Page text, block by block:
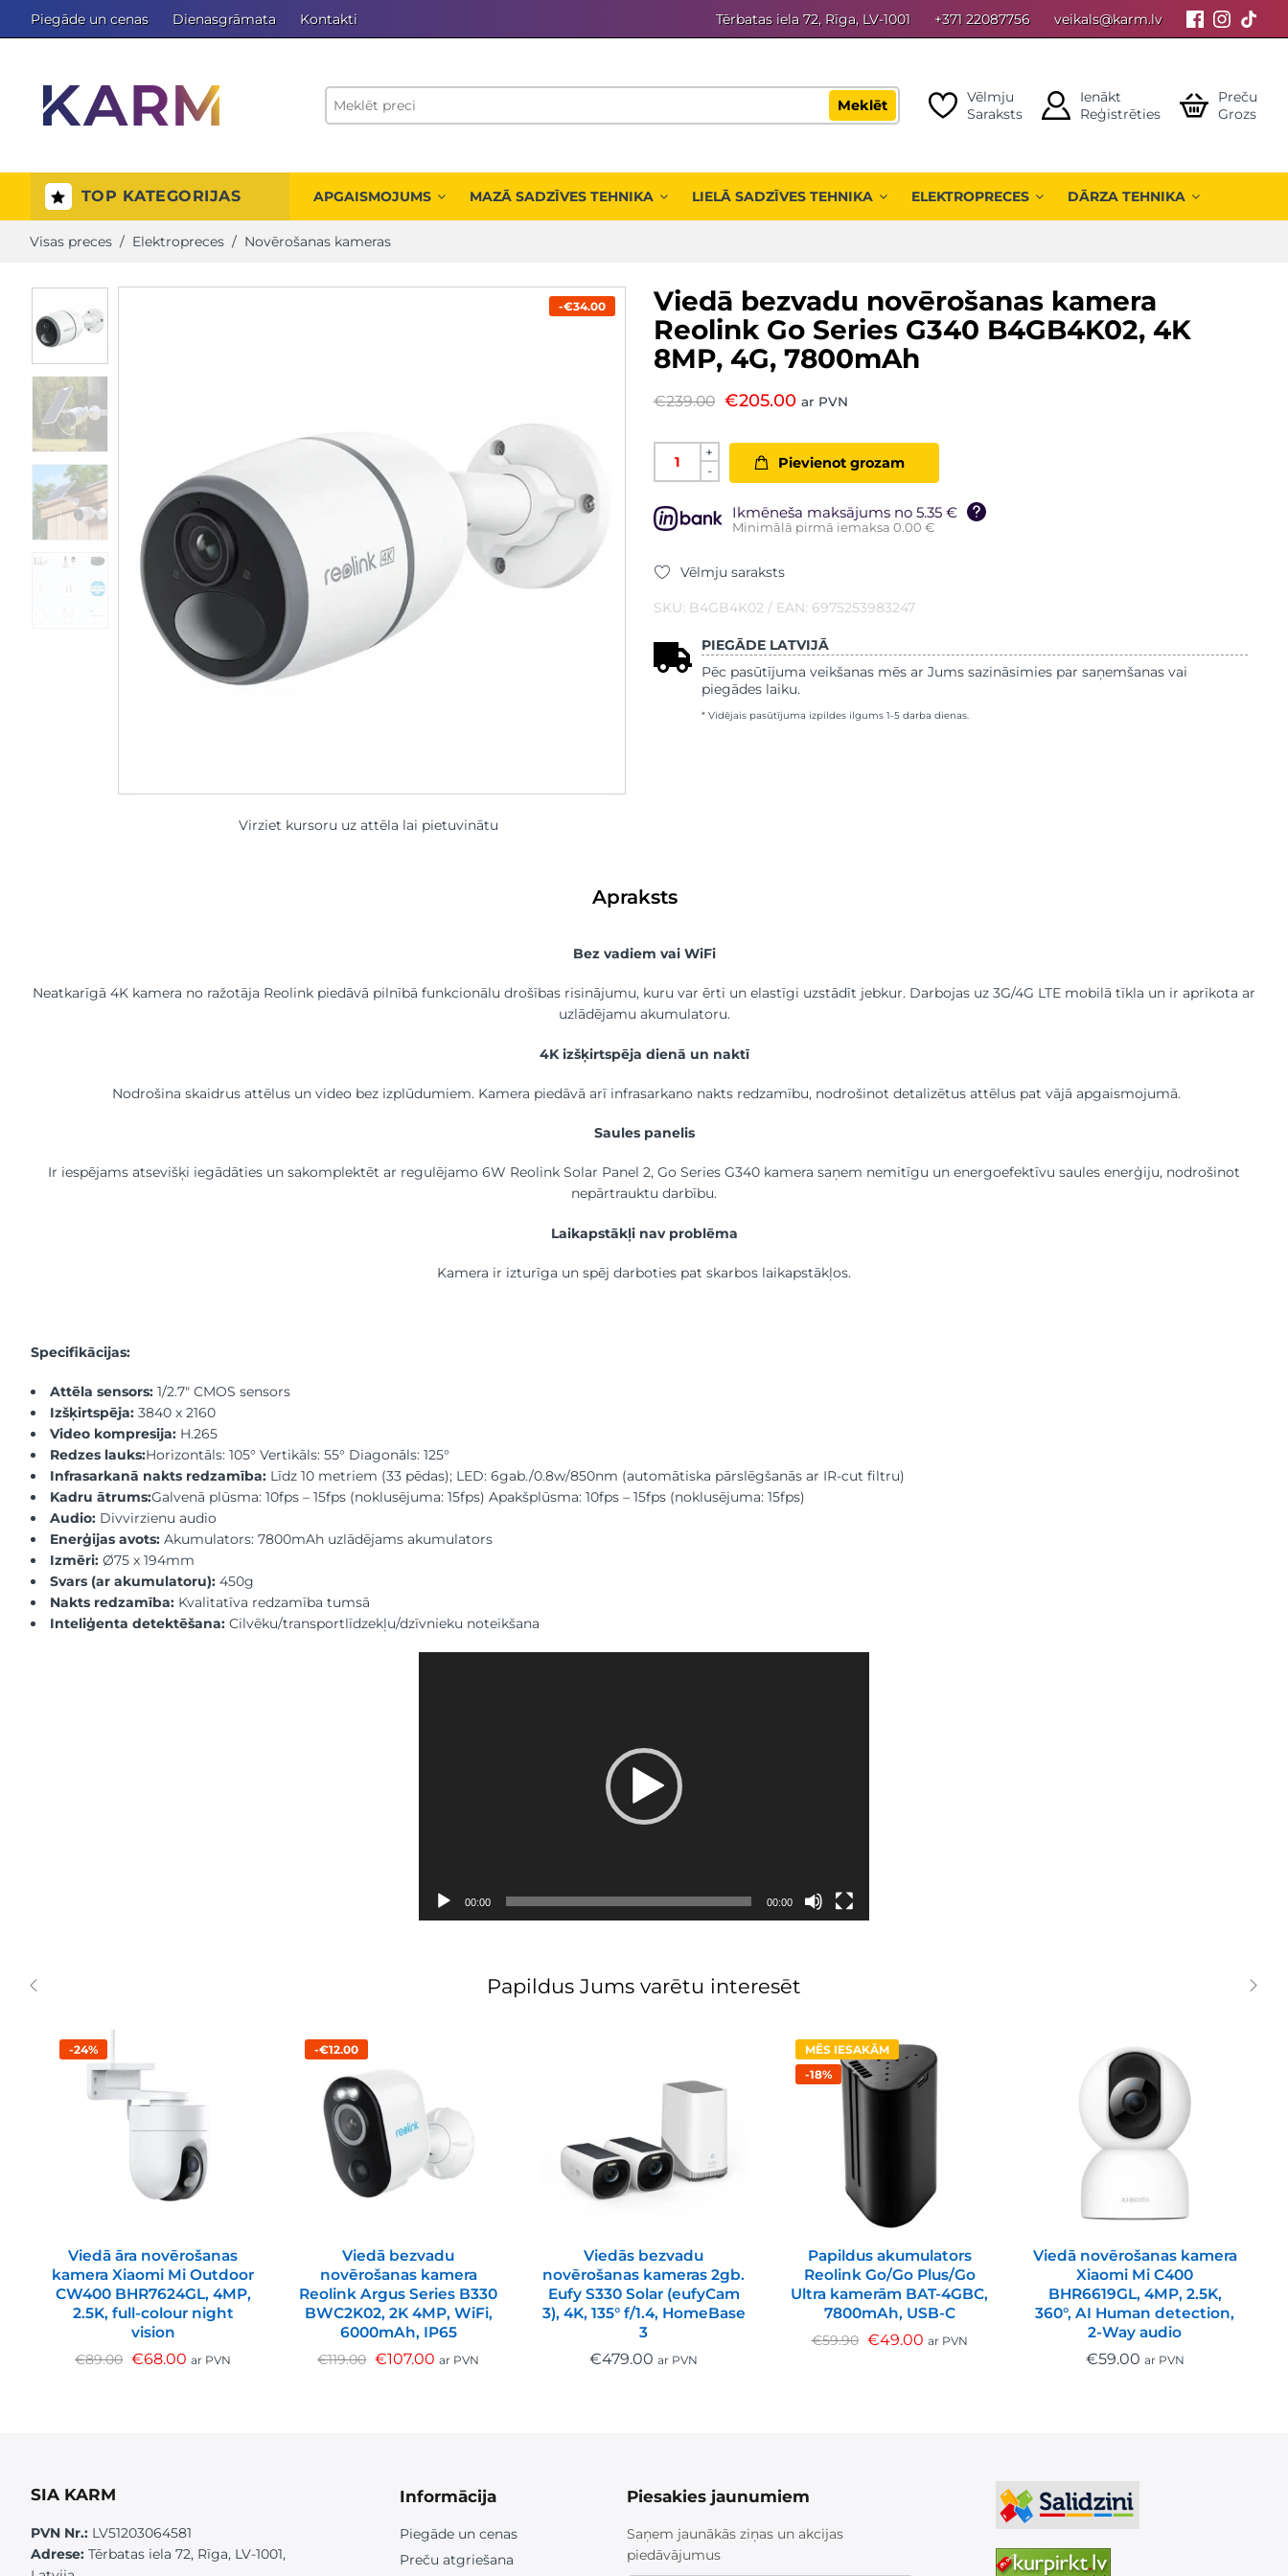
Piegāde un cenas Dienasgrāmata Kontakti Tērbatas iela 72, Rīga, LV-1001 +371 22087756 veikals@karm.lv
Meklēt
Vēlmju
Saraksts
Ienākt
Reģistrēties
Preču
Grozs
TOP KATEGORIJAS APGAISMOJUMS MAZĀ SADZĪVES TEHNIKA LIELĀ SADZĪVES TEHNIKA ELEKTROPRECES DĀRZA TEHNIKA
Visas preces / Elektropreces / Novērošanas kameras
-€34.00
Virziet kursoru uz attēla lai pietuvinātu
Viedā bezvadu novērošanas kamera
Reolink Go Series G340 B4GB4K02, 4K
8MP, 4G, 7800mAh
€239.00 €205.00 ar PVN
+
-
Pievienot grozam
Ikmēneša maksājums no 5.35 €
Minimālā pirmā iemaksa 0.00 €
Vēlmju saraksts
SKU: B4GB4K02 / EAN: 6975253983247
PIEGĀDE LATVIJĀ
Pēc pasūtījuma veikšanas mēs ar Jums sazināsimies par saņemšanas vai
piegādes laiku.
* Vidējais pasūtījuma izpildes ilgums 1-5 darba dienas.
Apraksts
Bez vadiem vai WiFi
Neatkarīgā 4K kamera no ražotāja Reolink piedāvā pilnībā funkcionālu drošības risinājumu, kuru var ērti un elastīgi uzstādīt jebkur. Darbojas uz 3G/4G LTE mobilā tīkla un ir aprīkota ar
uzlādējamu akumulatoru.
4K izšķirtspēja dienā un naktī
Nodrošina skaidrus attēlus un video bez izplūdumiem. Kamera piedāvā arī infrasarkano nakts redzamību, nodrošinot detalizētus attēlus pat vājā apgaismojumā.
Saules panelis
Ir iespējams atsevišķi iegādāties un sakomplektēt ar regulējamo 6W Reolink Solar Panel 2, Go Series G340 kamera saņem nemitīgu un energoefektīvu saules enerģiju, nodrošinot
nepārtrauktu darbību.
Laikapstākļi nav problēma
Kamera ir izturīga un spēj darboties pat skarbos laikapstākļos.
Specifikācijas:
Attēla sensors:1/2.7″ CMOS sensors
Izšķirtspēja:3840 x 2160
Video kompresija:H.265
Redzes lauks:Horizontāls: 105° Vertikāls: 55° Diagonāls: 125°
Infrasarkanā nakts redzamība:Līdz 10 metriem (33 pēdas); LED: 6gab./0.8w/850nm (automātiska pārslēgšanās ar IR-cut filtru)
Kadru ātrums:Galvenā plūsma: 10fps – 15fps (noklusējuma: 15fps) Apakšplūsma: 10fps – 15fps (noklusējuma: 15fps)
Audio:Divvirzienu audio
Enerģijas avots: Akumulators: 7800mAh uzlādējams akumulators
Izmēri:Ø75 x 194mm
Svars (ar akumulatoru):450g
Nakts redzamība:Kvalitatīva redzamība tumsā
Inteliģenta detektēšana:Cilvēku/transportlīdzekļu/dzīvnieku noteikšana
Video
00:00 00:00
Papildus Jums varētu interesēt
-24%
Viedā āra novērošanas
kamera Xiaomi Mi Outdoor
CW400 BHR7624GL, 4MP,
2.5K, full-colour night
vision
€89.00 €68.00 ar PVN
-€12.00
Viedā bezvadu
novērošanas kamera
Reolink Argus Series B330
BWC2K02, 2K 4MP, WiFi,
6000mAh, IP65
€119.00 €107.00 ar PVN
Viedās bezvadu
novērošanas kameras 2gb.
Eufy S330 Solar (eufyCam
3), 4K, 135° f/1.4, HomeBase
3
€479.00 ar PVN
MĒS IESAKĀM
-18%
Papildus akumulators
Reolink Go/Go Plus/Go
Ultra kamerām BAT-4GBC,
7800mAh, USB-C
€59.90 €49.00 ar PVN
Viedā novērošanas kamera
Xiaomi Mi C400
BHR6619GL, 4MP, 2.5K,
360°, AI Human detection,
2-Way audio
€59.00 ar PVN
SIA KARM
PVN Nr.:LV51203064581
Adrese:Tērbatas iela 72, Rīga, LV-1001,
Informācija
Piegāde un cenas
Preču atgriešana
Piesakies jaunumiem
Saņem jaunākās ziņas un akcijas
piedāvājumus